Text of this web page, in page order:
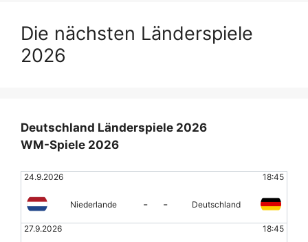
Die nächsten Länderspiele
2026
Deutschland Länderspiele 2026
WM-Spiele 2026
24.9.2026 18:45
Niederlande - - Deutschland
27.9.2026 18:45